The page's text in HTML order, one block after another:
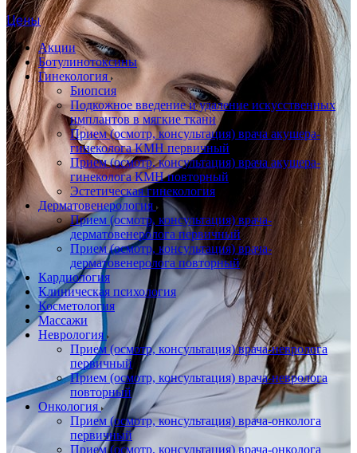
Цены
Акции
Ботулинотоксины
Гинекология
Биопсия
Подкожное введение и удаление искусственных
имплантов в мягкие ткани
Прием (осмотр, консультация) врача акушера-
гинеколога КМН первичный
Прием (осмотр, консультация) врача акушера-
гинеколога КМН повторный
Эстетическая гинекология
Дерматовенерология
Прием (осмотр, консультация) врача-
дерматовенеролога первичный
Прием (осмотр, консультация) врача-
дерматовенеролога повторный
Кардиология
Клиническая психология
Косметология
Массажи
Неврология
Прием (осмотр, консультация) врача-невролога
первичный
Прием (осмотр, консультация) врача-невролога
повторный
Онкология
Прием (осмотр, консультация) врача-онколога
первичный
Прием (осмотр, консультация) врача-онколога